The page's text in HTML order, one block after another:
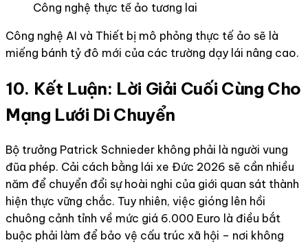
Công nghệ thực tế ảo tương lai
Công nghệ AI và Thiết bị mô phỏng thực tế ảo sẽ là
miếng bánh tỷ đô mới của các trường dạy lái nâng cao.
10. Kết Luận: Lời Giải Cuối Cùng Cho
Mạng Lưới Di Chuyển
Bộ trưởng Patrick Schnieder không phải là người vung
đũa phép. Cải cách bằng lái xe Đức 2026 sẽ cần nhiều
năm để chuyển đổi sự hoài nghi của giới quan sát thành
hiện thực vững chắc. Tuy nhiên, việc gióng lên hồi
chuông cảnh tỉnh về mức giá 6.000 Euro là điều bắt
buộc phải làm để bảo vệ cấu trúc xã hội – nơi không